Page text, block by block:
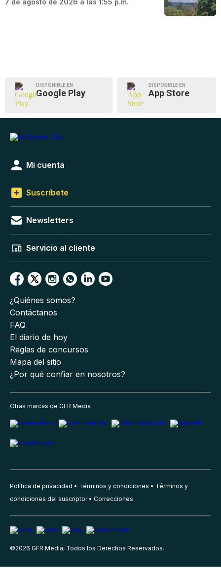
7 de agosto de 2026 a las 1:55 p.m.
DISPONIBLE EN
Google Play
DISPONIBLE EN
App Store
Mi cuenta
Suscríbete
Newsletters
Servicio al cliente
¿Quiénes somos?
Contáctanos
FAQ
El diario de hoy
Reglas de concursos
Mapa del sitio
¿Por qué confiar en nosotros?
Otras marcas de GFR Media
Política de privacidad Términos y condiciones
Términos y
condiciones del suscriptor
Correcciones
©2026 GFR Media, Todos los Derechos Reservados.